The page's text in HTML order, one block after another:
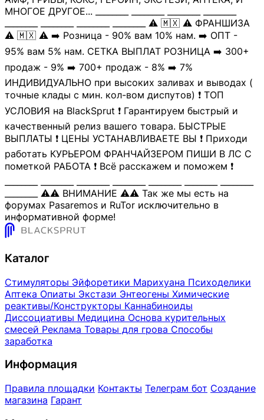
МНОГОЕ ДРУГОЕ... ________ ________ ________ ________
________ ________ ________ ________ ⚠️ 🇲🇽 ⚠️ ФРАНШИЗА
⚠️ 🇲🇽 ⚠️ ➡️ Розница - 90% вам 10% нам. ➡️ ОПТ -
95% вам 5% нам. СЕТКА ВЫПЛАТ РОЗНИЦА ➡️ 300+
продаж - 9% ➡️ 700+ продаж - 8% ➡️ 7%
ИНДИВИДУАЛЬНО при высоких заливах и выводах (
точные клады с мин. кол-вом диспутов) ❗️ ТОП
УСЛОВИЯ на BlackSprut ❗️ Гарантируем быстрый и
качественный релиз вашего товара. БЫСТРЫЕ
ВЫПЛАТЫ ❗️ ЦЕНЫ УСТАНАВЛИВАЕТЕ ВЫ ❗️ Приходи
работать КУРЬЕРОМ ФРАНЧАЙЗЕРОМ ПИШИ В ЛС С
пометкой РАБОТА ❗️ Всё расскажем и поможем ❗️
________ ⚠️⚠️ ВНИМАНИЕ ⚠️⚠️ Так же мы есть на
форумах Pasaremos и RuTor исключительно в
информативной форме!
Каталог
Стимуляторы Эйфоретики Марихуана Психоделики
Аптека Опиаты Экстази Энтеогены Химические
реактивы/Конструкторы Каннабиноиды
Диссоциативы Медицина Основа курительных
смесей Реклама Товары для грова Способы
заработка
Информация
Правила площадки Контакты Телеграм бот Создание
магазина Гарант